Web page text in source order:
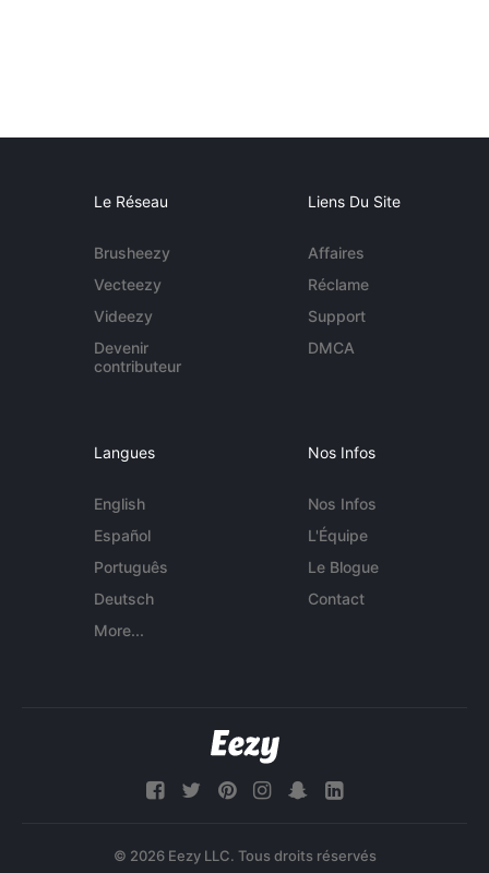
Le Réseau
Brusheezy
Vecteezy
Videezy
Devenir
contributeur
Liens Du Site
Affaires
Réclame
Support
DMCA
Langues
English
Español
Português
Deutsch
More...
Nos Infos
Nos Infos
L'Équipe
Le Blogue
Contact
© 2026 Eezy LLC. Tous droits réservés